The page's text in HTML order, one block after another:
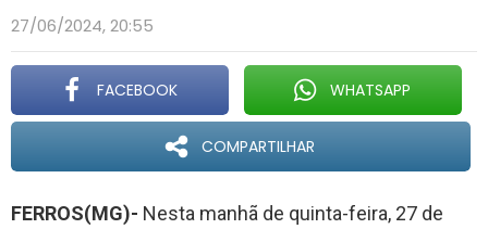
27/06/2024, 20:55
FACEBOOK WHATSAPP
COMPARTILHAR
FERROS(MG)- Nesta manhã de quinta-feira, 27 de